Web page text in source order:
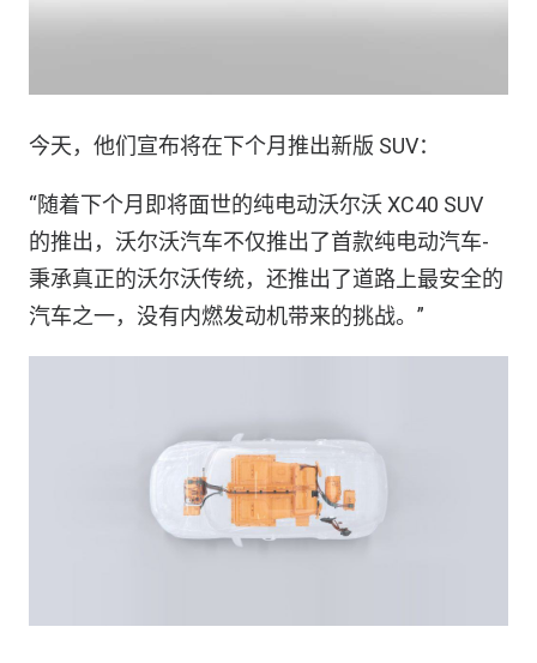
今天，他们宣布将在下个月推出新版 SUV：
“随着下个月即将面世的纯电动沃尔沃 XC40 SUV
的推出，沃尔沃汽车不仅推出了首款纯电动汽车-
秉承真正的沃尔沃传统，还推出了道路上最安全的
汽车之一，没有内燃发动机带来的挑战。”